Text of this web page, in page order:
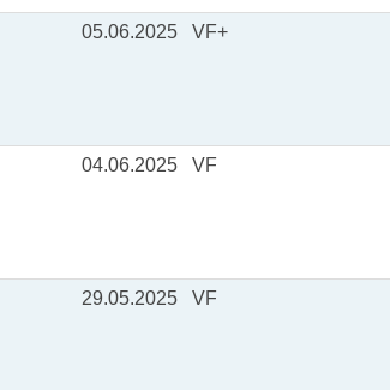
05.06.2025 VF+
04.06.2025 VF
29.05.2025 VF